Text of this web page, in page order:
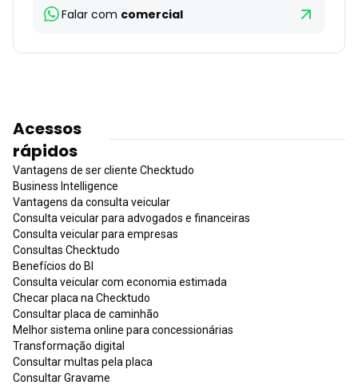
Falar com comercial
Acessos
rápidos
Vantagens de ser cliente Checktudo
Business Intelligence
Vantagens da consulta veicular
Consulta veicular para advogados e financeiras
Consulta veicular para empresas
Consultas Checktudo
Benefícios do BI
Consulta veicular com economia estimada
Checar placa na Checktudo
Consultar placa de caminhão
Melhor sistema online para concessionárias
Transformação digital
Consultar multas pela placa
Consultar Gravame